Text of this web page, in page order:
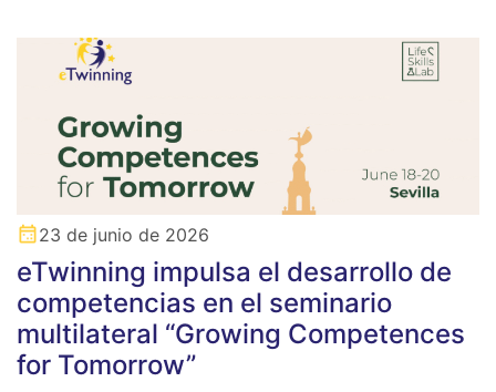
23 de junio de 2026
eTwinning impulsa el desarrollo de
competencias en el seminario
multilateral “Growing Competences
for Tomorrow”